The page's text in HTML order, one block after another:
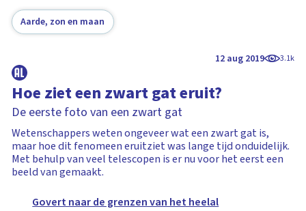
Aarde, zon en maan
12 aug 2019 3.1k
Hoe ziet een zwart gat eruit?
De eerste foto van een zwart gat
Wetenschappers weten ongeveer wat een zwart gat is,
maar hoe dit fenomeen eruitziet was lange tijd onduidelijk.
Met behulp van veel telescopen is er nu voor het eerst een
beeld van gemaakt.
Govert naar de grenzen van het heelal